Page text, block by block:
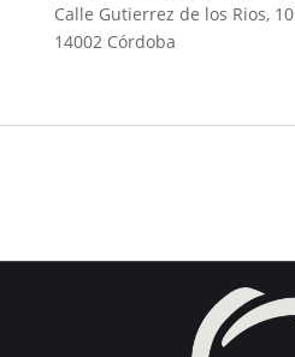
Calle Gutierrez de los Rios, 10
14002 Córdoba